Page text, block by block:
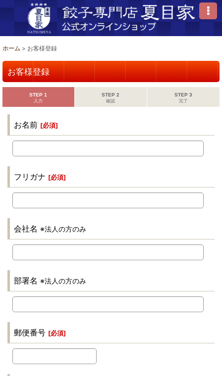
ホーム > お客様登録
お客様登録
STEP 1
入力
STEP 2
確認
STEP 3
完了
お名前 [必須]
フリガナ [必須]
会社名 ※法人の方のみ
部署名 ※法人の方のみ
郵便番号 [必須]